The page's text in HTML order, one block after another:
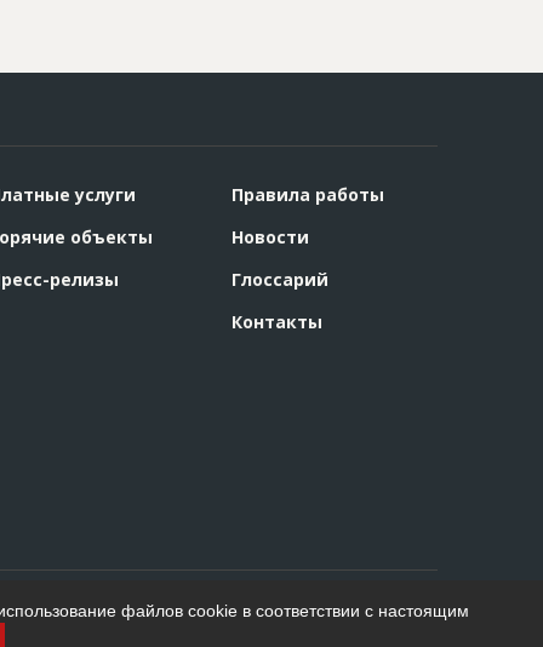
услуги
объекты
релизы
Правила работы
Новости
Глоссарий
Контакты
файлов cookie в соответствии с настоящим